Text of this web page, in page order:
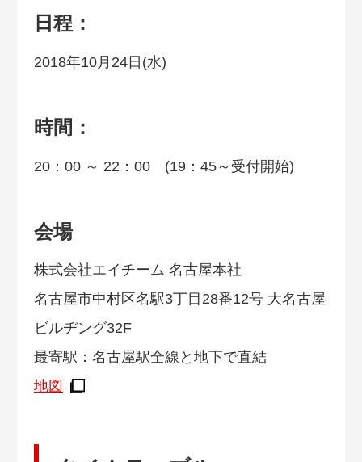
日程：
2018年10月24日(水)
時間：
20：00 ～ 22：00 (19：45～受付開始)
会場
株式会社エイチーム 名古屋本社
名古屋市中村区名駅3丁目28番12号 大名古屋
ビルヂング32F
最寄駅：名古屋駅全線と地下で直結
地図